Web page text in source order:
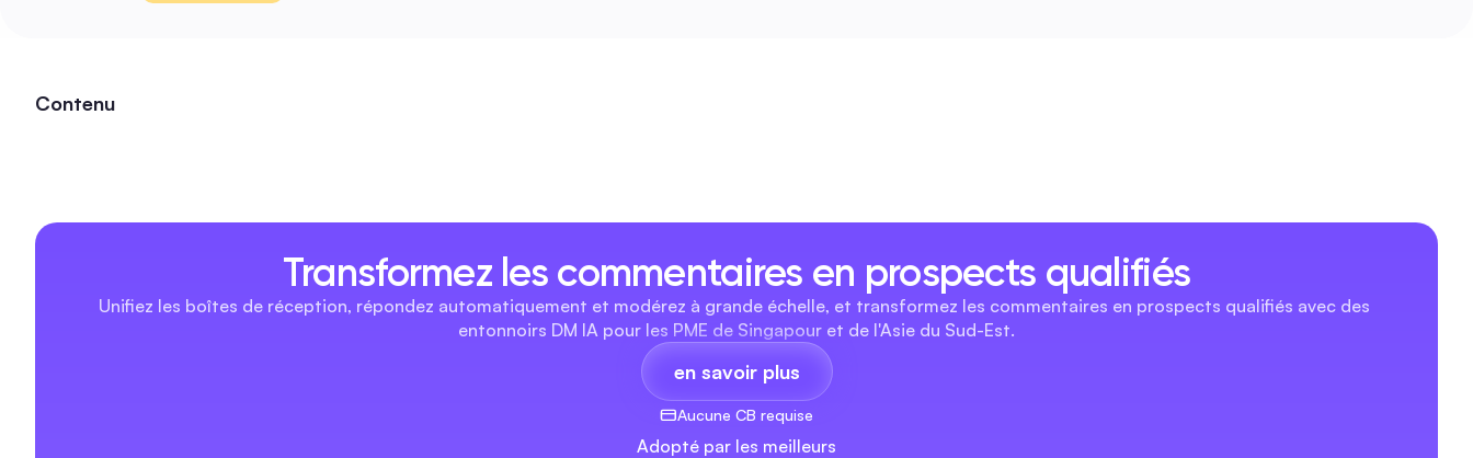
Contenu
Transformez les commentaires en prospects qualifiés
Unifiez les boîtes de réception, répondez automatiquement et modérez à grande échelle, et transformez les commentaires en prospects qualifiés avec des
entonnoirs DM IA pour les PME de Singapour et de l'Asie du Sud-Est.
en savoir plus
Aucune CB requise
Adopté par les meilleurs